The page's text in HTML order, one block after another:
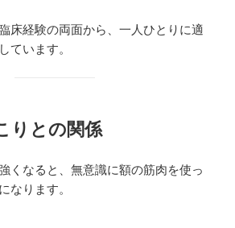
床経験の両面から、一人ひとりに適
ています。
りとの関係
くなると、無意識に額の筋肉を使っ
なります。